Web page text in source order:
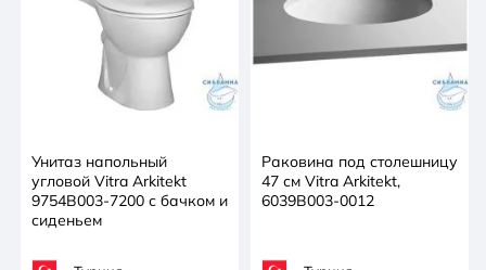
Унитаз напольный
угловой Vitra Arkitekt
9754B003-7200 с бачком и
сиденьем
Раковина под столешницу
47 см Vitra Arkitekt,
6039B003-0012